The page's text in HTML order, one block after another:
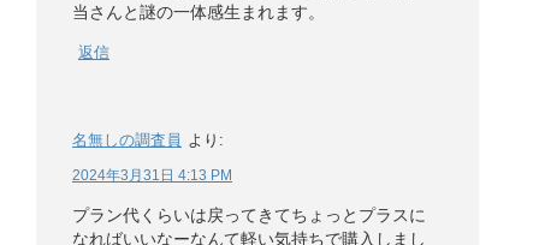
当さんと謎の一体感生まれます。
返信
名無しの調査員 より:
2024年3月31日 4:13 PM
プラン代くらいは戻ってきてちょっとプラスに
なればいいなーなんて軽い気持ちで購入しまし